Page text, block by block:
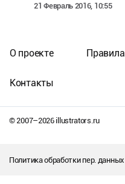
21 Февраль 2016, 10:55
© 2007–2026illustrators.ru
О проекте Правила
Контакты
Политика обработки пер. данных